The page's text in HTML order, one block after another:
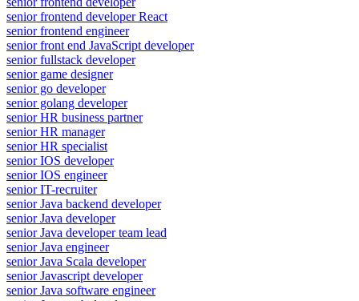
senior frontend developer React
senior frontend engineer
senior front end JavaScript developer
senior fullstack developer
senior game designer
senior go developer
senior golang developer
senior HR business partner
senior HR manager
senior HR specialist
senior IOS developer
senior IOS engineer
senior IT-recruiter
senior Java backend developer
senior Java developer
senior Java developer team lead
senior Java engineer
senior Java Scala developer
senior Javascript developer
senior Java software engineer